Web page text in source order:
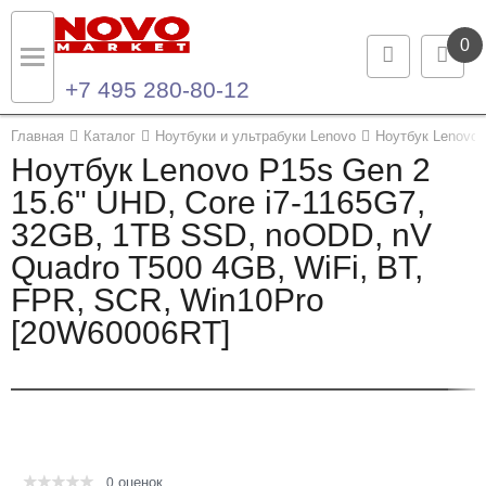
0
+7 495 280-80-12
Главная Каталог Ноутбуки и ультрабуки Lenovo Ноутбук
Ноутбук Lenovo P15s Gen 2
15.6" UHD, Core i7-1165G7,
32GB, 1TB SSD, noODD, nV
Quadro T500 4GB, WiFi, BT,
FPR, SCR, Win10Pro
[20W60006RT]
0 оценок
Назад
Каталог продукции
Ноутбуки и ультрабуки
Компьютеры
Моноблоки
Назад
Контакты
Контактная информация